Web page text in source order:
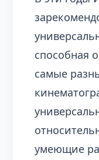
способная
самые
умеющие